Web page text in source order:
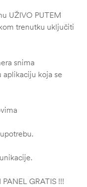
UŽIVO PUTEM
trenutku uključiti
snima
koja se
GRATIS !!!